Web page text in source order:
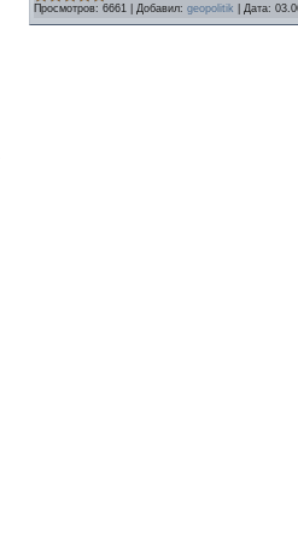
Просмотров: 6661 Добавил: geopolitik Дата: